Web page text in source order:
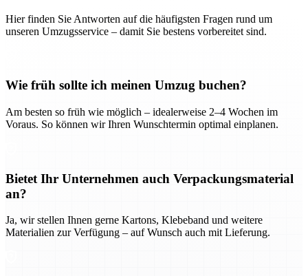
Hier finden Sie Antworten auf die häufigsten Fragen rund um
unseren Umzugsservice – damit Sie bestens vorbereitet sind.
Wie früh sollte ich meinen Umzug buchen?
Am besten so früh wie möglich – idealerweise 2–4 Wochen im
Voraus. So können wir Ihren Wunschtermin optimal einplanen.
Bietet Ihr Unternehmen auch Verpackungsmaterial
an?
Ja, wir stellen Ihnen gerne Kartons, Klebeband und weitere
Materialien zur Verfügung – auf Wunsch auch mit Lieferung.